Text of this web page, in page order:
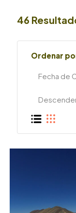
46
Ordenar